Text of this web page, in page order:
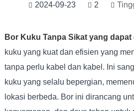
2024-09-23 2
Bor Kuku Tanpa Sikat yang
kuku yang kuat dan efisien yang
tanpa perlu kabel dan kabel. Ini
kuku yang selalu bepergian,
lokasi berbeda. Bor ini dirancang